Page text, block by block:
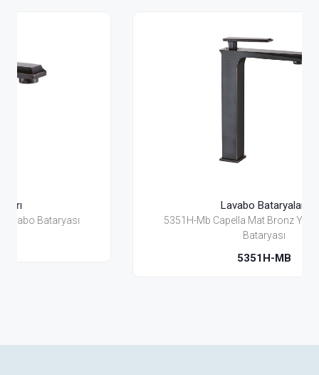
5351H-Mb Capella Mat Bronz Yüksek Lavabo